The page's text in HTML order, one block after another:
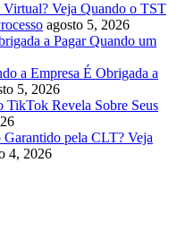
Veja Quando o TST
agosto 5, 2026
a Pagar Quando um
a Empresa É Obrigada a
5, 2026
Revela Sobre Seus
pela CLT? Veja
4, 2026